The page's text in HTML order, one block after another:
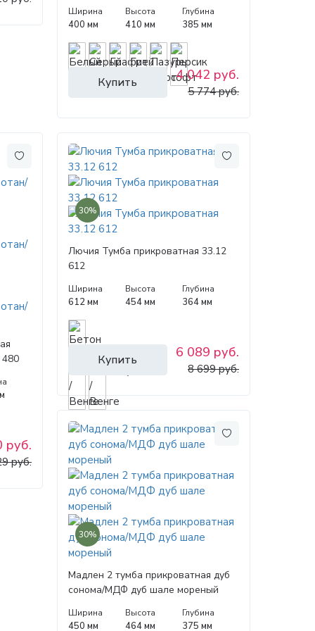
Ширина
400 мм
Высота
410 мм
Глубина
385 мм
Купить 4 042 руб.
5 774 руб.
руб.
руб.
30%
Лючия Тумба прикроватная 33.12
612
Ширина
612 мм
Высота
454 мм
Глубина
364 мм
Купить 6 089 руб.
8 699 руб.
30%
Мадлен 2 тумба прикроватная дуб
сонома/МДФ дуб шале мореный
Ширина
450 мм
Высота
464 мм
Глубина
375 мм